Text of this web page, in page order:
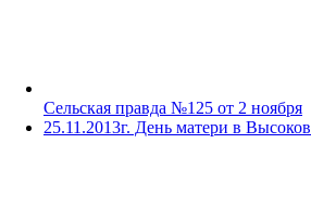
Сельская правда №125 от 2 ноября
25.11.2013г. День матери в